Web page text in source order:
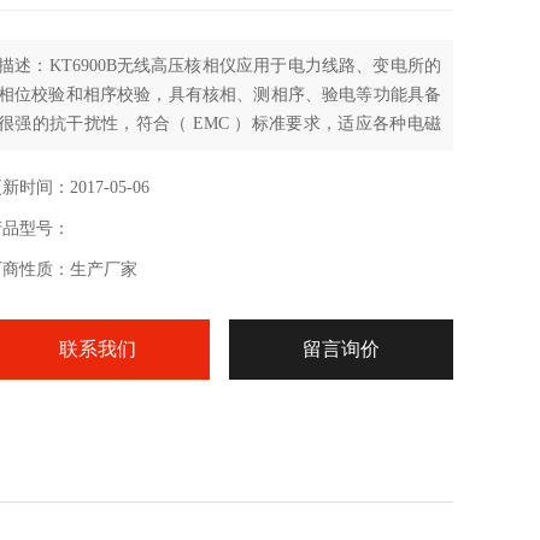
述：KT6900B无线高压核相仪应用于电力线路、变电所的
位校验和相序校验，具有核相、测相序、验电等功能具备
强的抗干扰性，符合（ EMC ）标准要求，适应各种电磁
后直接发射出去。由核相仪接收并进行相位比较，对核相
速准确，适应各种核相场合。
时间：2017-05-06
型号：
性质：生产厂家
联系我们 留言询价